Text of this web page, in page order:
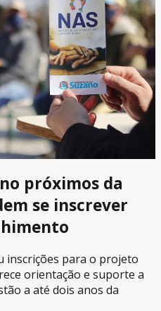
próximos da
se inscrever
inscrições para o projeto
orientação e suporte a
a até dois anos da